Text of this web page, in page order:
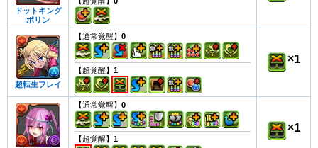
ドットキング
ポリン
超転生フレイ
【通常覚醒】 0
【超覚醒】 1
×1
【通常覚醒】 0
【超覚醒】 1
×1